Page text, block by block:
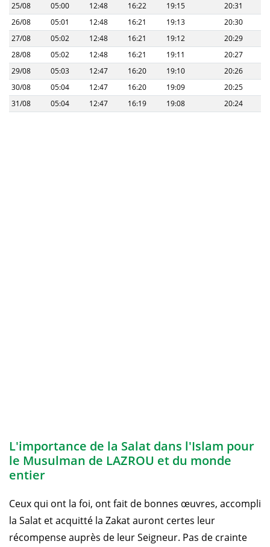
25/08
05:00 12:48 16:22 19:15
20:31
26/08
05:01 12:48 16:21 19:13
20:30
27/08
05:02 12:48 16:21 19:12
20:29
28/08
05:02 12:48 16:21 19:11
20:27
29/08
05:03 12:47 16:20 19:10
20:26
30/08
05:04 12:47 16:20 19:09
20:25
31/08
05:04 12:47 16:19 19:08 20:24
L'importance de la Salat dans l'Islam pour
le Musulman de LAZROU et du monde
entier
Ceux qui ont la foi, ont fait de bonnes œuvres, accompli
la Salat et acquitté la Zakat auront certes leur
récompense auprès de leur Seigneur. Pas de crainte